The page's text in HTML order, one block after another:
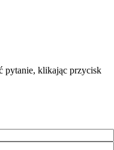
pytanie, klikając przycisk